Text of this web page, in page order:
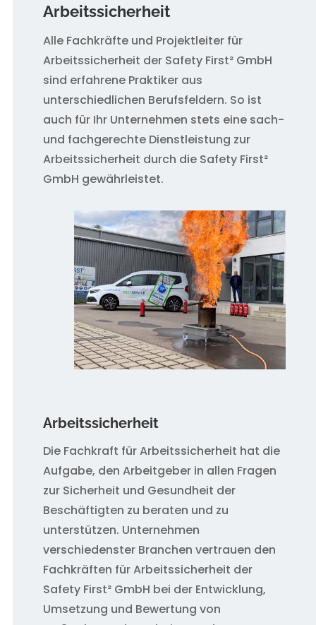
Arbeitssicherheit
Alle Fachkräfte und Projektleiter für
Arbeitssicherheit der Safety First² GmbH
sind erfahrene Praktiker aus
unterschiedlichen Berufsfeldern. So ist
auch für Ihr Unternehmen stets eine sach-
und fachgerechte Dienstleistung zur
Arbeitssicherheit durch die Safety First²
GmbH gewährleistet.
Arbeitssicherheit
Die Fachkraft für Arbeitssicherheit hat die
Aufgabe, den Arbeitgeber in allen Fragen
zur Sicherheit und Gesundheit der
Beschäftigten zu beraten und zu
unterstützen. Unternehmen
verschiedenster Branchen vertrauen den
Fachkräften für Arbeitssicherheit der
Safety First² GmbH bei der Entwicklung,
Umsetzung und Bewertung von